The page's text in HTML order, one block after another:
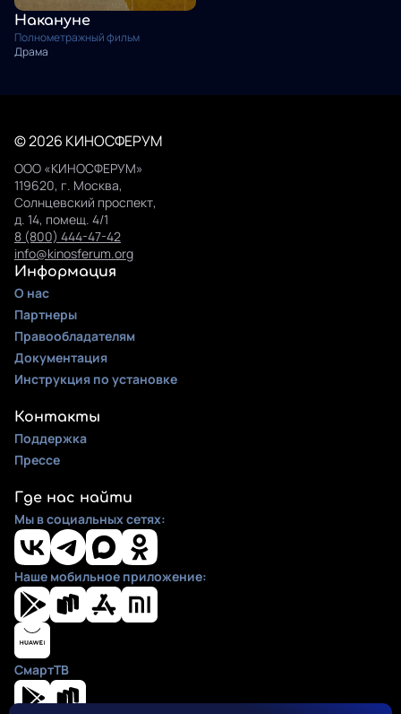
Накануне
Полнометражный фильм
Драма
© 2026 КИНОСФЕРУМ
ООО «КИНОСФЕРУМ»
119620, г. Москва,
Солнцевский проспект,
д. 14, помещ. 4/1
8 (800) 444-47-42
info@kinosferum.org
Информация
О нас
Партнеры
Правообладателям
Документация
Инструкция по установке
Контакты
Поддержка
Прессе
Где нас найти
Мы в социальных сетях:
Наше мобильное приложение:
СмартТВ